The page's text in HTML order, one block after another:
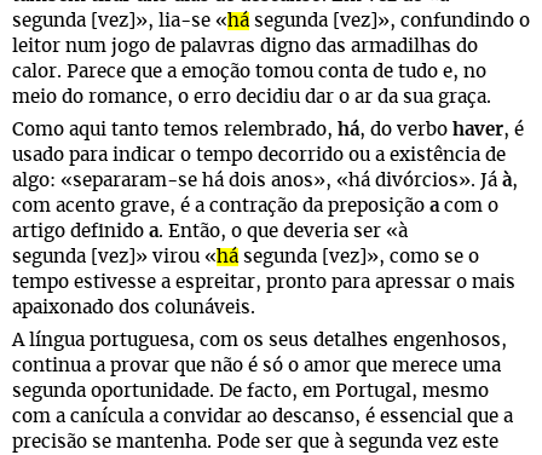
segunda [vez]», lia-se «há segunda [vez]», confundindo o
leitor num jogo de palavras digno das armadilhas do
calor. Parece que a emoção tomou conta de tudo e, no
meio do romance, o erro decidiu dar o ar da sua graça.
Como aqui tanto temos relembrado, há, do verbo haver, é
usado para indicar o tempo decorrido ou a existência de
algo: «separaram-se há dois anos», «há divórcios». Já à,
com acento grave, é a contração da preposição acom o
artigo definido a. Então, o que deveria ser «à
segunda [vez]» virou «há segunda [vez]», como se o
tempo estivesse a espreitar, pronto para apressar o mais
apaixonado dos colunáveis.
A língua portuguesa, com os seus detalhes engenhosos,
continua a provar que não é só o amor que merece uma
segunda oportunidade. De facto, em Portugal, mesmo
com a canícula a convidar ao descanso, é essencial que a
precisão se mantenha. Pode ser que à segunda vez este